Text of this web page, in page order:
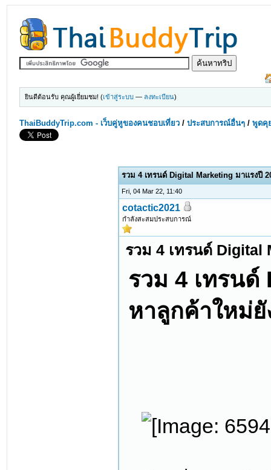
ยินดีต้อนรับ คุณผู้เยี่ยมชม! (เข้าสู่ระบบ — ลงทะเบียน)
ThaiBuddyTrip.com - เว็บคู่หูของคนชอบเที่ยว /ประสบการณ์อื่นๆ /พูดคุ
รวม 4 เทรนด์ Digital Marketing มาแรงปี
Fri, 04 Mar 22, 11:40
cotactic2021
กำลังสะสมประสบการณ์
รวม 4 เทรนด์ Digital
รวม 4 เทรนด์
หาลูกค้าใหม่